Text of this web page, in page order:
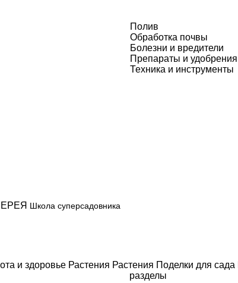
Полив
Обработка почвы
Болезни и вредители
Препараты и удобрения
Техника и инструменты
Школа суперсадовника
и здоровье Растения Растения Поделки для сада
разделы